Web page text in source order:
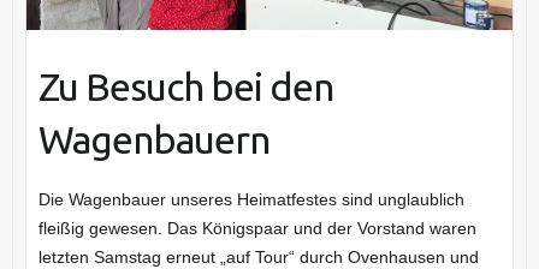
Zu Besuch bei den
Wagenbauern
Die Wagenbauer unseres Heimatfestes sind unglaublich
fleißig gewesen. Das Königspaar und der Vorstand waren
letzten Samstag erneut „auf Tour“ durch Ovenhausen und